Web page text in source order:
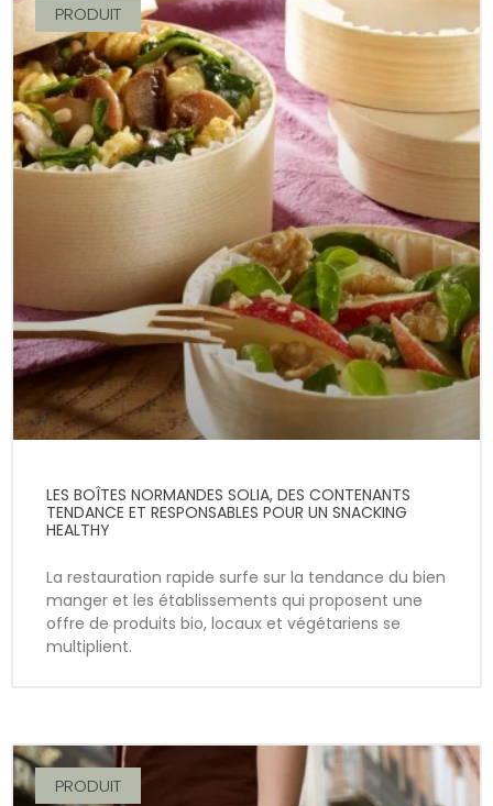
PRODUIT
LES BOÎTES NORMANDES SOLIA, DES CONTENANTS
TENDANCE ET RESPONSABLES POUR UN SNACKING
HEALTHY
La restauration rapide surfe sur la tendance du bien
manger et les établissements qui proposent une
offre de produits bio, locaux et végétariens se
multiplient.
PRODUIT